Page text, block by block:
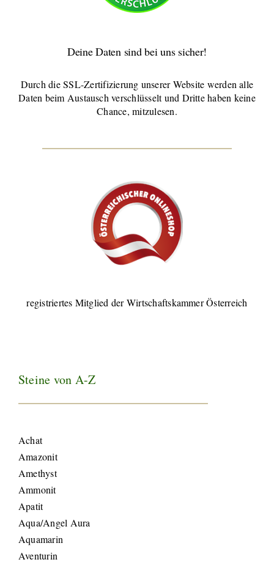
Deine Daten sind bei uns sicher!
Durch die SSL-Zertifizierung unserer Website werden alle
Daten beim Austausch verschlüsselt und Dritte haben keine
Chance, mitzulesen.
registriertes Mitglied der Wirtschaftskammer Österreich
Steine von A-Z
Achat
Amazonit
Amethyst
Ammonit
Apatit
Aqua/Angel Aura
Aquamarin
Aventurin